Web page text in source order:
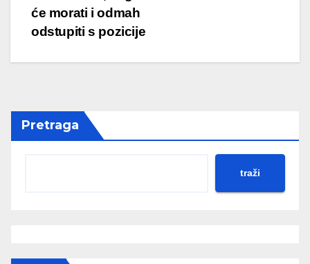
će morati i odmah
odstupiti s pozicije
Pretraga
traži